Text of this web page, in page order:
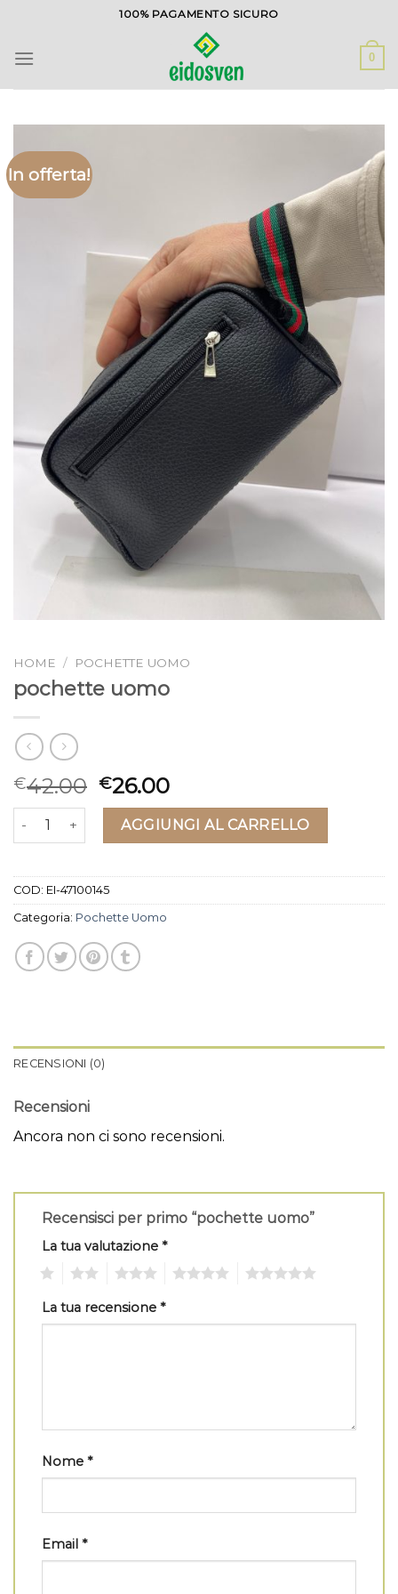
contenuti
100% PAGAMENTO SICURO
0
In offerta!
HOME / POCHETTE UOMO
pochette uomo
€42.00 €26.00
pochette uomo quantitàAGGIUNGI AL CARRELLO
COD: EI-47100145
Categoria: Pochette Uomo
RECENSIONI (0)
Recensioni
Ancora non ci sono recensioni.
Recensisci per primo “pochette uomo”
La tua valutazione *
La tua recensione *
Nome *
Email *